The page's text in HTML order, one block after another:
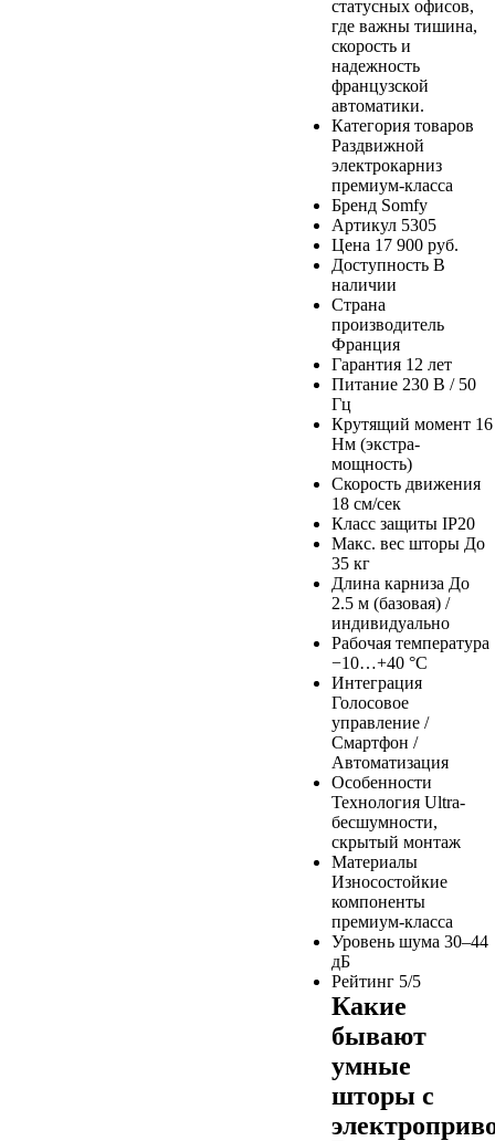
статусных офисов,
где важны тишина,
скорость и
надежность
французской
автоматики.
Категория товаров
Раздвижной
электрокарниз
премиум-класса
Бренд Somfy
Артикул 5305
Цена 17 900 руб.
Доступность В
наличии
Страна
производитель
Франция
Гарантия 12 лет
Питание 230 В / 50
Гц
Крутящий момент 16
Нм (экстра-
мощность)
Скорость движения
18 см/сек
Класс защиты IP20
Макс. вес шторы До
35 кг
Длина карниза До
2.5 м (базовая) /
индивидуально
Рабочая температура
−10…+40 °C
Интеграция
Голосовое
управление /
Смартфон /
Автоматизация
Особенности
Технология Ultra-
бесшумности,
скрытый монтаж
Материалы
Износостойкие
компоненты
премиум-класса
Уровень шума 30–44
дБ
Рейтинг 5/5
Какие
бывают
умные
шторы с